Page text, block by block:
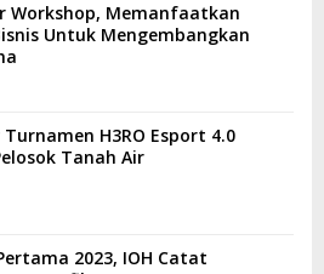
Workshop, Memanfaatkan
Untuk Mengembangkan
H3RO Esport 4.0
Tanah Air
2023, IOH Catat